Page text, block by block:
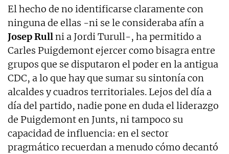
El hecho de no identificarse claramente con
ninguna de ellas -ni se le consideraba afín a
Josep Rullni a Jordi Turull-, ha permitido a
Carles Puigdemont ejercer como bisagra entre
grupos que se disputaron el poder en la antigua
CDC, a lo que hay que sumar su sintonía con
alcaldes y cuadros territoriales. Lejos del día a
día del partido, nadie pone en duda el liderazgo
de Puigdemont en Junts, ni tampoco su
capacidad de influencia: en el sector
pragmático recuerdan a menudo cómo decantó